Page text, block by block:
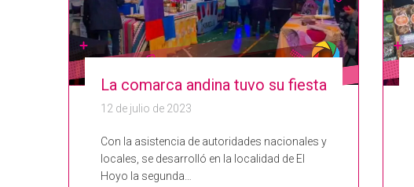
La comarca andina tuvo su fiesta
12 de julio de 2023
Con la asistencia de autoridades nacionales y
locales, se desarrolló en la localidad de El
Hoyo la segunda…